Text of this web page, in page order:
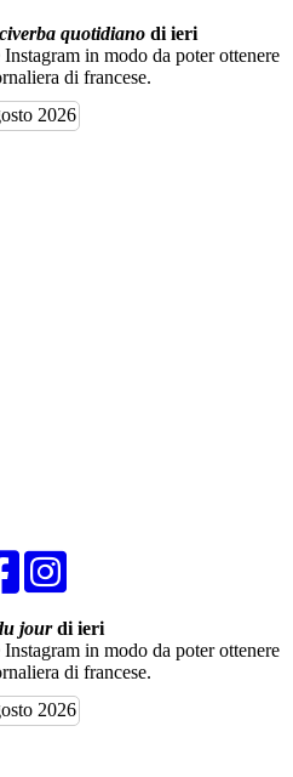
quotidiano di ieri
in modo da poter ottenere
di francese.
2026
jourdi ieri
in modo da poter ottenere
di francese.
2026